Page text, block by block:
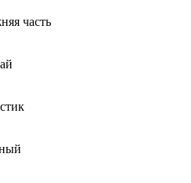
часть